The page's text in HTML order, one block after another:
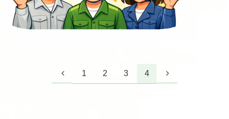
1 2 3 4